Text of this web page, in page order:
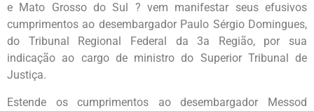
e Mato Grosso do Sul ? vem manifestar seus efusivos
cumprimentos ao desembargador Paulo Sérgio Domingues,
do Tribunal Regional Federal da 3a Região, por sua
indicação ao cargo de ministro do Superior Tribunal de
Justiça.
Estende os cumprimentos ao desembargador Messod